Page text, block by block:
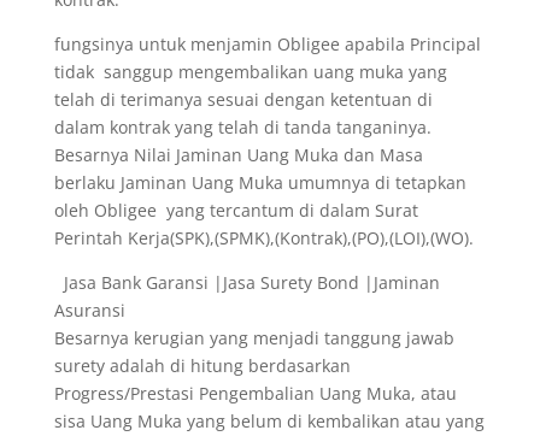
fungsinya untuk menjamin Obligee apabila Principal
tidak sanggup mengembalikan uang muka yang
telah di terimanya sesuai dengan ketentuan di
dalam kontrak yang telah di tanda tanganinya.
Besarnya Nilai Jaminan Uang Muka dan Masa
berlaku Jaminan Uang Muka umumnya di tetapkan
oleh Obligee yang tercantum di dalam Surat
Perintah Kerja(SPK),(SPMK),(Kontrak),(PO),(LOI),(WO).
Jasa Bank Garansi |Jasa Surety Bond |Jaminan
Asuransi
Besarnya kerugian yang menjadi tanggung jawab
surety adalah di hitung berdasarkan
Progress/Prestasi Pengembalian Uang Muka, atau
sisa Uang Muka yang belum di kembalikan atau yang